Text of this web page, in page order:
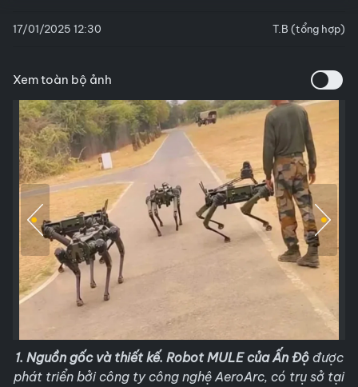
17/01/2025 12:30 T.B (tổng hợp)
Xem toàn bộ ảnh
1. Nguồn gốc và thiết kế. Robot MULE của Ấn Độđược
phát triển bởi công ty công nghệ AeroArc, có trụ sở tại